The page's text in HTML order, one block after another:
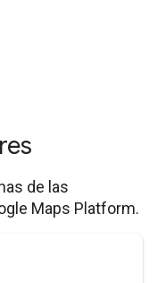
de las
Maps Platform.